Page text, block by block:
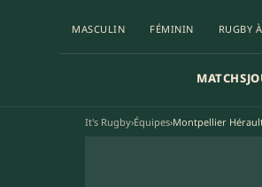
MASCULIN FÉMININ RUGBY
MATCHS
It's Rugby›Équipes›Montpellier